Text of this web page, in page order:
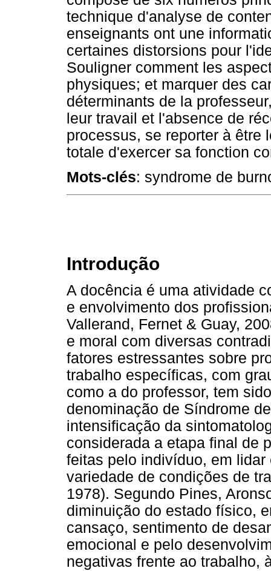
technique d'analyse de
enseignants ont une
certaines distorsions pour
Souligner comment les
physiques; et marquer des
déterminants de la
leur travail et l'absence de
processus, se reporter à être
totale d'exercer sa fonction
Mots-clés: syndrome de
Introdução
A docência é uma atividade
e envolvimento dos
Vallerand, Fernet & Guay,
e moral com diversas
fatores estressantes sobre
trabalho específicas, com
como a do professor, tem
denominação de Síndrome
intensificação da
considerada a etapa final de
feitas pelo indivíduo, em
variedade de condições de
1978). Segundo Pines,
diminuição do estado físico,
cansaço, sentimento de
emocional e pelo
negativas frente ao trabalho,